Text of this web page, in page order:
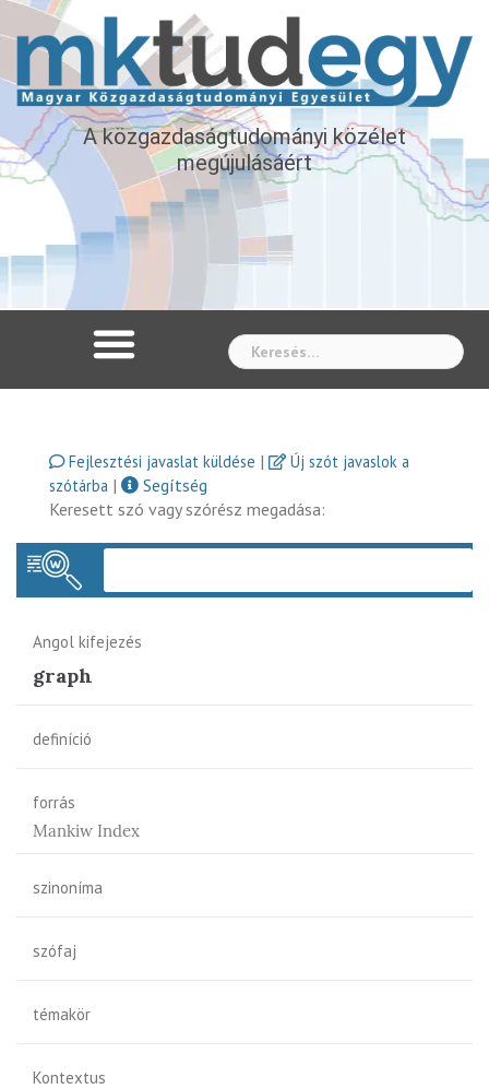
A közgazdaságtudományi közélet
megújulásáért
Fejlesztési javaslat küldése |
Új szót javaslok a
szótárba |
Segítség
Keresett szó vagy szórész megadása:
Angol kifejezés
graph
definíció
forrás
Mankiw Index
szinoníma
szófaj
témakör
Kontextus